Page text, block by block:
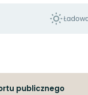
publicznego